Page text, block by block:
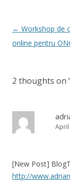
Post
navigation
← Workshop de
online pentru
2 thoughts on
April
[New Post]
http://